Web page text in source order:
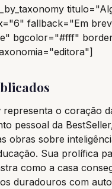
fallback="Em
bgcolor="#fff"
representa o coração
pessoal da
obras sobre
Sua prolífica
como a casa
duradouros com